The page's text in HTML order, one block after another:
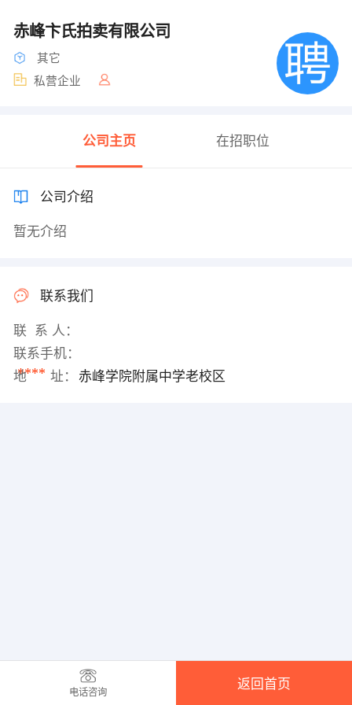
赤峰卞氏拍卖有限公司
其它
私营企业
公司主页 在招职位
公司介绍
暂无介绍
联系我们
联 系 人：
联系手机：
****
地 址： 赤峰学院附属中学老校区
电话咨询
返回首页